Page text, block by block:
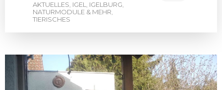
AKTUELLES, IGEL , IGELBURG,
NATURMODULE & MEHR,
TIERISCHES